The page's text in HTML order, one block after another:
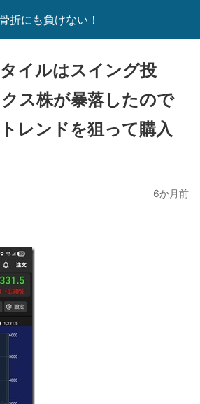
折にも負けない！
イルはスイング投
ス株が暴落したので
レンドを狙って購入
6か月前